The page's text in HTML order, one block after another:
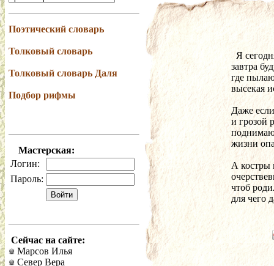
Поэтический словарь
Толковый словарь
Толковый словарь Даля
Подбор рифмы
Мастерская:
Логин:
Пароль:
Сейчас на сайте:
Марсов Илья
Север Вера
Я
завтра
где
высекая
Даже
и грозой
жизни
А костры
чтоб
для чего